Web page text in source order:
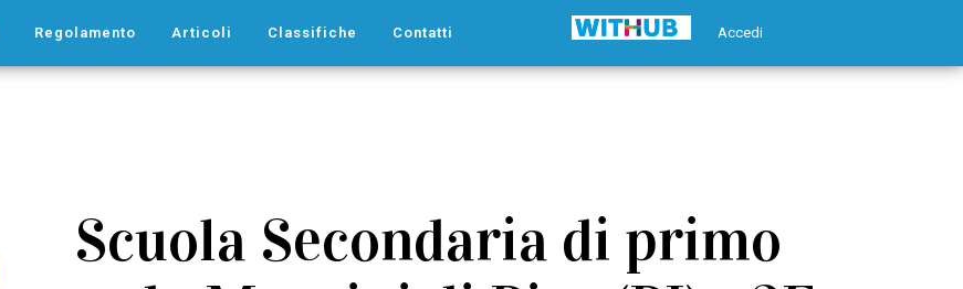
Accedi
Regolamento Articoli Classifiche Contatti
Scuola Secondaria di primo